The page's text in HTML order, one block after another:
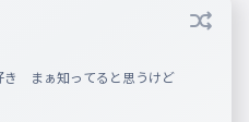
き まぁ知ってると思うけど